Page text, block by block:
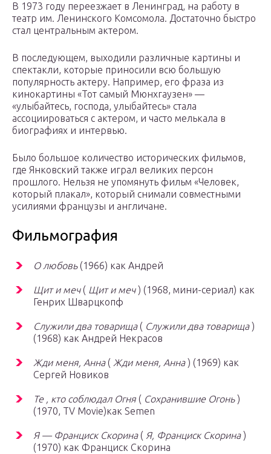
В 1973 году переезжает в Ленинград, на работу в
театр им. Ленинского Комсомола. Достаточно быстро
стал центральным актером.
В последующем, выходили различные картины и
спектакли, которые приносили всю большую
популярность актеру. Например, его фраза из
кинокартины «Тот самый Мюнхгаузен» —
«улыбайтесь, господа, улыбайтесь» стала
ассоциироваться с актером, и часто мелькала в
биографиях и интервью.
Было большое количество исторических фильмов,
где Янковский также играл великих персон
прошлого. Нельзя не упомянуть фильм «Человек,
который плакал», который снимали совместными
усилиями французы и англичане.
Фильмография
О любовь(1966) как Андрей
Щит и меч( Щит и меч) (1968, мини-сериал) как
Генрих Шварцкопф
Служили два товарища( Служили два товарища)
(1968) как Андрей Некрасов
Жди меня, Анна( Жди меня, Анна) (1969) как
Сергей Новиков
Те , кто соблюдал Огня ( Сохранившие Огонь)
(1970, TV Movie)как Semen
Я — Франциск Скорина( Я, Франциск Скорина)
(1970) как Франциск Скорина